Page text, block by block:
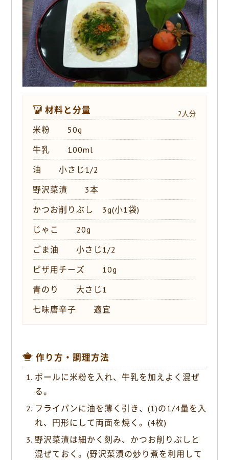
材料と分量 2人分
米粉 50g
牛乳 100ml
油 小さじ1/2
野沢菜漬 3本
かつお削りぶし 3g(小1袋)
じゃこ 20g
ごま油 小さじ1/2
ピザ用チーズ 10g
青のり 大さじ1
七味唐辛子 適宜
作り方・調理方法
ボールに米粉を入れ、牛乳を加えよく混ぜ
る。
フライパンに油を薄く引き、(1)の1/4量を入
れ、円形にして両面を焼く。(4枚)
野沢菜漬は細かく刻み、かつお削りぶしと
混ぜておく。(野沢菜漬の炒り煮を利用して